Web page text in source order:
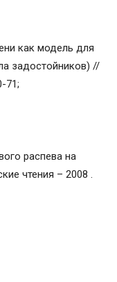
как модель для
задостойников) //
71;
распева на
чтения – 2008 .